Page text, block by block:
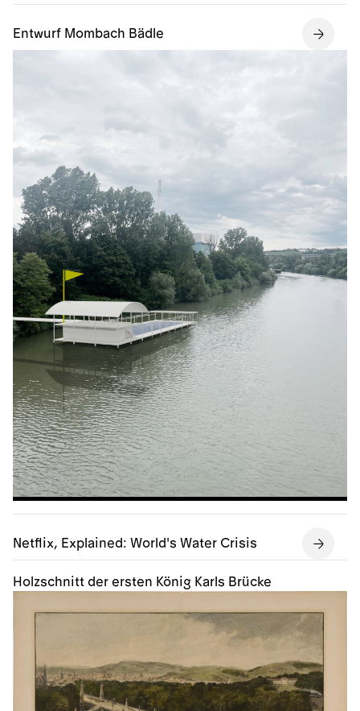
Entwurf Mombach Bädle
Netflix, Explained: World's Water Crisis
Holzschnitt der ersten König Karls Brücke